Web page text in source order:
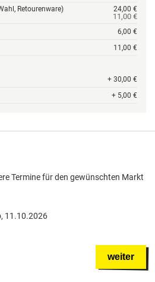
Retourenware) 24,00 €
11,00 €
6,00 €
11,00 €
+ 30,00 €
+ 5,00 €
Termine für den gewünschten Markt
11.10.2026
weiter